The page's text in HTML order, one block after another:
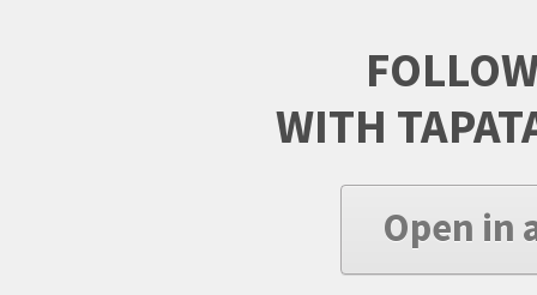
WITH
Open in